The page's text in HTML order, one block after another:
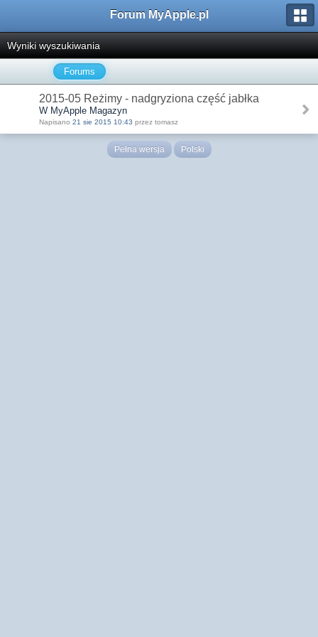
Forum MyApple.pl
Wyniki wyszukiwania
Forums
2015-05 Reżimy - nadgryziona część jabłka
W MyApple Magazyn
Napisano 21 sie 2015 10:43 przez tomasz
Pełna wersja Polski